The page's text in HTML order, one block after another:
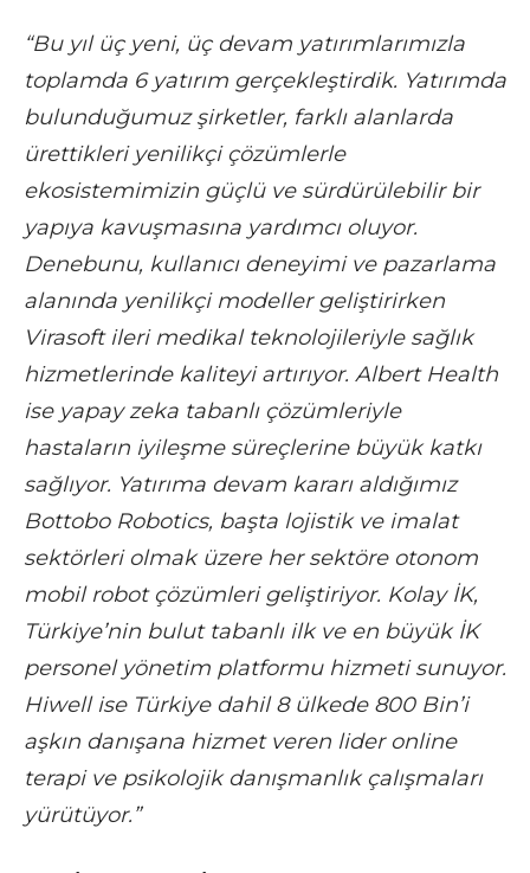
“Bu yıl üç yeni, üç devam yatırımlarımızla
toplamda 6 yatırım gerçekleştirdik. Yatırımda
bulunduğumuz şirketler, farklı alanlarda
ürettikleri yenilikçi çözümlerle
ekosistemimizin güçlü ve sürdürülebilir bir
yapıya kavuşmasına yardımcı oluyor.
Denebunu, kullanıcı deneyimi ve pazarlama
alanında yenilikçi modeller geliştirirken
Virasoft ileri medikal teknolojileriyle sağlık
hizmetlerinde kaliteyi artırıyor. Albert Health
ise yapay zeka tabanlı çözümleriyle
hastaların iyileşme süreçlerine büyük katkı
sağlıyor. Yatırıma devam kararı aldığımız
Bottobo Robotics, başta lojistik ve imalat
sektörleri olmak üzere her sektöre otonom
mobil robot çözümleri geliştiriyor. Kolay İK,
Türkiye’nin bulut tabanlı ilk ve en büyük İK
personel yönetim platformu hizmeti sunuyor.
Hiwell ise Türkiye dahil 8 ülkede 800 Bin’i
aşkın danışana hizmet veren lider online
terapi ve psikolojik danışmanlık çalışmaları
yürütüyor.”